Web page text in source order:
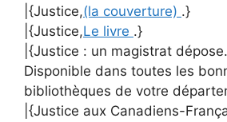
|{Justice,(la couverture) .}
|{Justice,Le livre .}
|{Justice : un magistrat
Disponible dans toutes les
bibliothèques de votre
|{Justice aux Canadiens-